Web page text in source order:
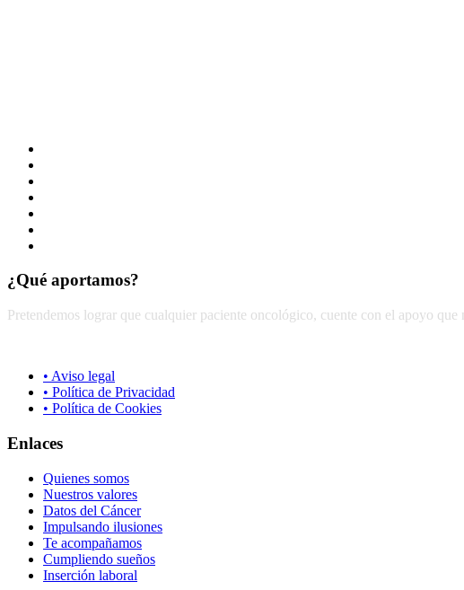
¿Qué aportamos?
Pretendemos lograr que cualquier paciente oncológico, cuente con el apoyo
• Aviso legal
• Política de Privacidad
• Política de Cookies
Enlaces
Quienes somos
Nuestros valores
Datos del Cáncer
Impulsando ilusiones
Te acompañamos
Cumpliendo sueños
Inserción laboral